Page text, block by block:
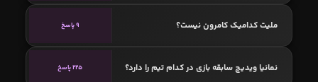
ملیت کدامیک کامرون نیست؟ 9 پاسخ
نمانیا ویدیچ سابقه بازی در کدام تیم را دارد؟ 225 پاسخ